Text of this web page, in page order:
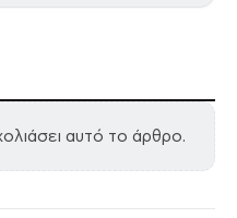
αυτό το άρθρο.